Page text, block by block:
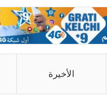
الأخيرة